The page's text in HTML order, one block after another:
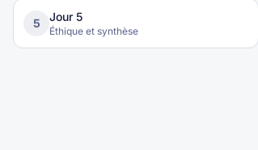
5 Jour 5
Éthique et synthèse